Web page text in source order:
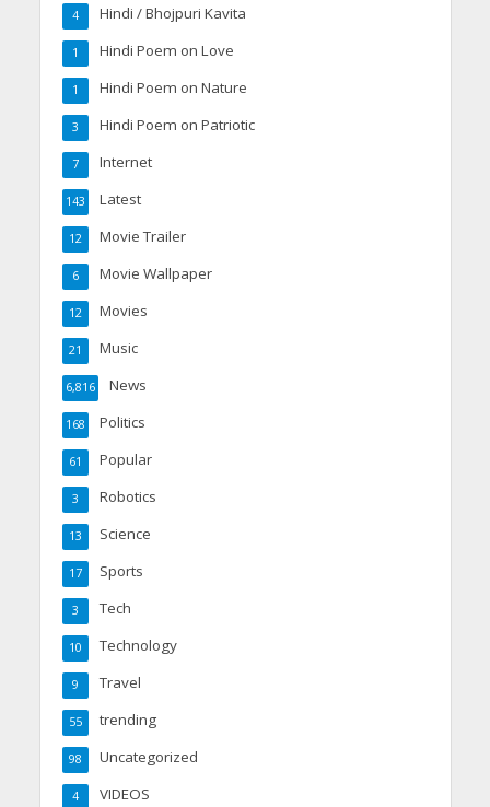
Hindi / Bhojpuri Kavita
4
Hindi Poem on Love
1
Hindi Poem on Nature
1
Hindi Poem on Patriotic
3
Internet
7
Latest
143
Movie Trailer
12
Movie Wallpaper
6
Movies
12
Music
21
News
6,816
Politics
168
Popular
61
Robotics
3
Science
13
Sports
17
Tech
3
Technology
10
Travel
9
trending
55
Uncategorized
98
VIDEOS
4